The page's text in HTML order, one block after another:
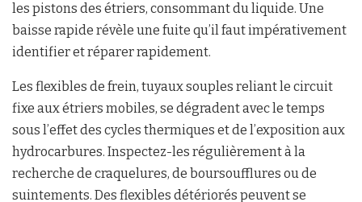
les pistons des étriers, consommant du liquide. Une
baisse rapide révèle une fuite qu’il faut impérativement
identifier et réparer rapidement.
Les flexibles de frein, tuyaux souples reliant le circuit
fixe aux étriers mobiles, se dégradent avec le temps
sous l’effet des cycles thermiques et de l’exposition aux
hydrocarbures. Inspectez-les régulièrement à la
recherche de craquelures, de boursoufflures ou de
suintements. Des flexibles détériorés peuvent se